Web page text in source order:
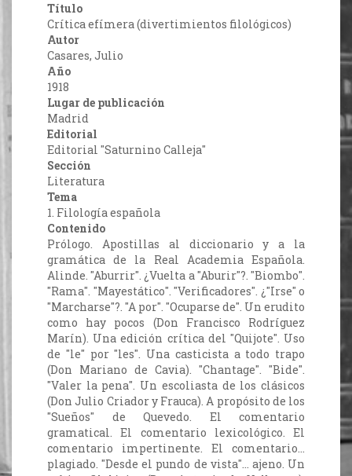
Título
Crítica efímera (divertimientos filológicos)
Autor
Casares, Julio
Año
1918
Lugar de publicación
Madrid
Editorial
Editorial "Saturnino Calleja"
Sección
Literatura
Tema
1. Filología española
Contenido
Prólogo. Apostillas al diccionario y a la
gramática de la Real Academia Española.
Alinde. "Aburrir". ¿Vuelta a "Aburir"?. "Biombo".
"Rama". "Mayestático". "Verificadores". ¿"Irse" o
"Marcharse"?. "A por". "Ocuparse de". Un erudito
como hay pocos (Don Francisco Rodríguez
Marín). Una edición crítica del "Quijote". Uso
de "le" por "les". Una casticista a todo trapo
(Don Mariano de Cavia). "Chantage". "Bide".
"Valer la pena". Un escoliasta de los clásicos
(Don Julio Criador y Frauca). A propósito de los
"Sueños" de Quevedo. El comentario
gramatical. El comentario lexicológico. El
comentario impertinente. El comentario...
plagiado. "Desde el pundo de vista"... ajeno. Un